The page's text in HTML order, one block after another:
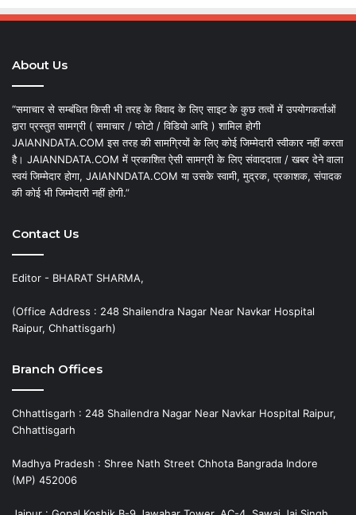
About Us
“समाचार से सम्बंधित किसी भी तरह के विवाद के लिए साइट के कुछ तत्वों में उपयोगकर्ताओं
द्वारा प्रस्तुत सामग्री ( समाचार / फोटो / विडियो आदि ) शामिल होगी
JAIANNDATA.COM इस तरह की सामग्रियों के लिए कोई जिम्मेदारी स्वीकार नहीं करता
है। JAIANNDATA.COM में प्रकाशित ऐसी सामग्री के लिए संवाददाता / खबर देने वाला
स्वयं जिम्मेदार होगा, JAIANNDATA.COM या उसके स्वामी, मुद्रक, प्रकाशक, संपादक
की कोई भी जिम्मेदारी नहीं होगी.”
Contact Us
Editor - BHARAT SHARMA,
(Office Address : 248 Shailendra Nagar Near Navkar Hospital
Raipur, Chhattisgarh)
Branch Offices
Chhattisgarh : 248 Shailendra Nagar Near Navkar Hospital Raipur,
Chhattisgarh
Madhya Pradesh : Shree Nath Street Chhota Bangrada Indore
(MP) 452006